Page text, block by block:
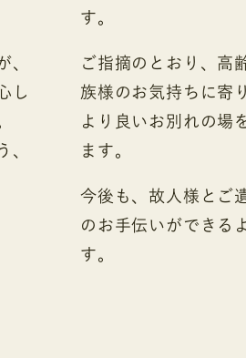
、
し
、
す。
ご指摘のとおり、高
族様のお気持ちに寄
より良いお別れの場
ます。
今後も、故人様とご
のお手伝いができる
す。